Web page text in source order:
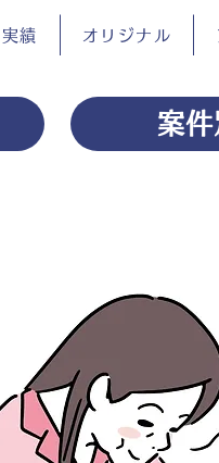
実績 オリジナル
案件